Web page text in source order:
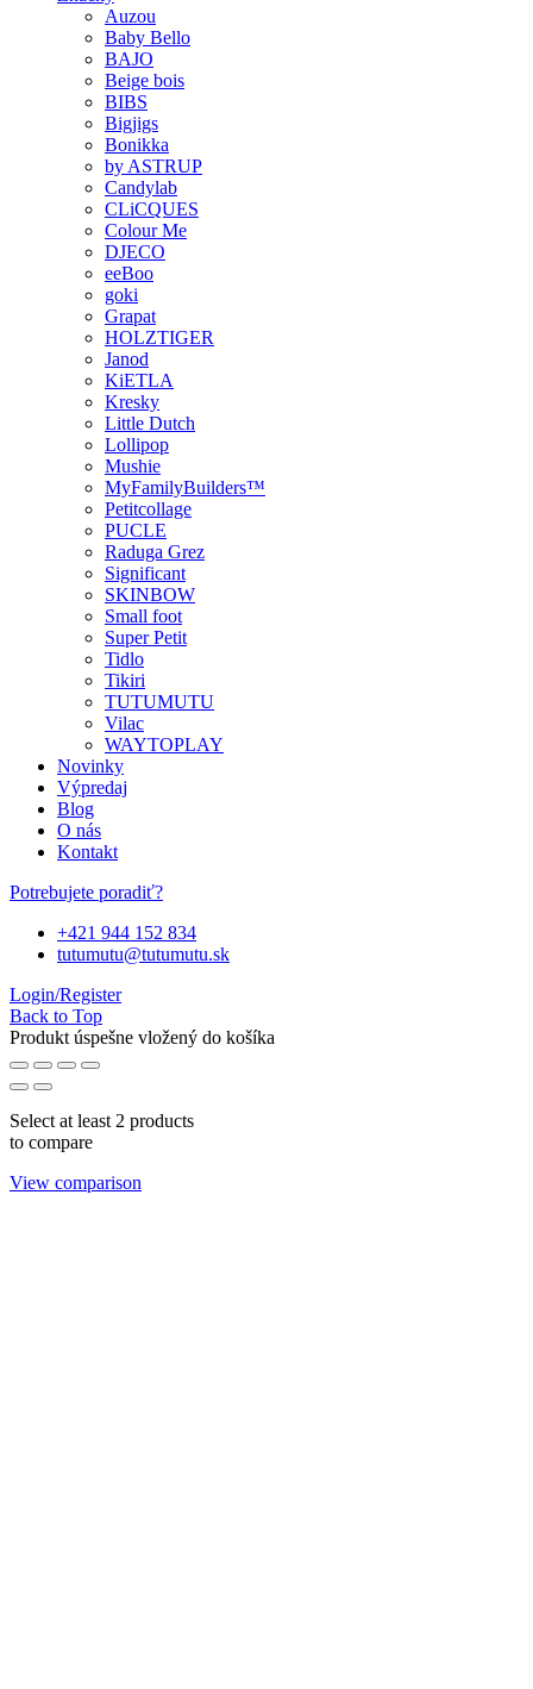
Auzou
Baby Bello
BAJO
Beige bois
BIBS
Bigjigs
Bonikka
by ASTRUP
Candylab
CLiCQUES
Colour Me
DJECO
eeBoo
goki
Grapat
HOLZTIGER
Janod
KiETLA
Kresky
Little Dutch
Lollipop
Mushie
MyFamilyBuilders™
Petitcollage
PUCLE
Raduga Grez
Significant
SKINBOW
Small foot
Super Petit
Tidlo
Tikiri
TUTUMUTU
Vilac
WAYTOPLAY
Novinky
Výpredaj
Blog
O nás
Kontakt
Potrebujete poradiť?
+421 944 152 834
tutumutu@tutumutu.sk
Login/Register
Back to Top
Produkt úspešne vložený do košíka
Select at least 2 products
to compare
View comparison